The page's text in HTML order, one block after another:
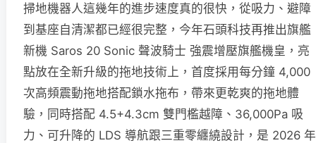
掃地機器人這幾年的進步速度真的很快，從吸力、避障
到基座自清潔都已經很完整，今年石頭科技再推出旗艦
新機 Saros 20 Sonic 聲波騎士 強震增壓旗艦機皇，亮
點放在全新升級的拖地技術上，首度採用每分鐘 4,000
次高頻震動拖地搭配鎖水拖布，帶來更乾爽的拖地體
驗，同時搭配 4.5+4.3cm 雙門檻越障、36,000Pa 吸
力、可升降的 LDS 導航跟三重零纏繞設計，是 2026 年